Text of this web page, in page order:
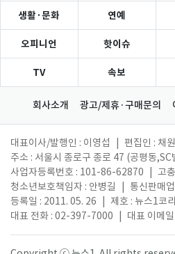
생활·문화 연예
오피니언 핫이슈
TV 속보
회사소개 광고/제휴·구매문의
대표이사/발행인 : 이영섭 편집인 : 채
주소 : 서울시 종로구 종로 47 (공평동
사업자등록번호 : 101-86-62870
고
청소년보호책임자 : 안병길
통신판매
등록일 : 2011. 05. 26
제호 : 뉴스1코
대표 전화 : 02-397-7000
대표 이메일